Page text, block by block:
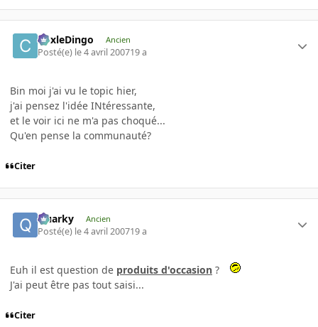
CoxleDingo Ancien
Posté(e) le 4 avril 200719 a
Bin moi j'ai vu le topic hier,
j'ai pensez l'idée INtéressante,
et le voir ici ne m'a pas choqué...
Qu'en pense la communauté?
Citer
Quarky Ancien
Posté(e) le 4 avril 200719 a
Euh il est question de produits d'occasion ?
J'ai peut être pas tout saisi...
Citer